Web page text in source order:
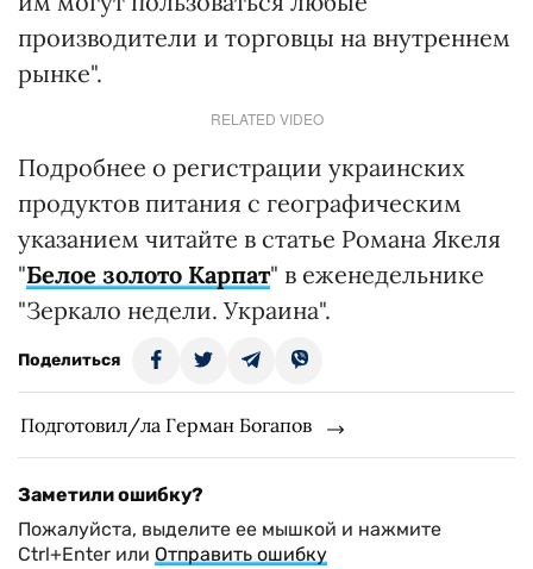
производители и торговцы на внутреннем
рынке".
RELATED VIDEO
Подробнее о регистрации украинских
продуктов питания с географическим
указанием читайте в статье Романа Якеля
"Белое золото Карпат" в еженедельнике
"Зеркало недели. Украина".
Поделиться
Подготовил/ла Герман Богапов
Заметили ошибку?
Пожалуйста, выделите ее мышкой и нажмите
Ctrl+Enter или Отправить ошибку